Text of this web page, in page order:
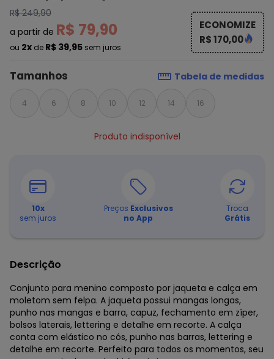
R$ 249,90
a partir de R$ 79,90
ou 2x de R$ 39,95 sem juros
ECONOMIZE
R$ 170,00
Tamanhos Tabela de medidas
4 6 8 10 12 14 16
Produto indisponível
10x
sem juros
Preços Exclusivos
no App
Troca
Grátis
Descrição
Conjunto para menino composto por jaqueta e calça em
moletom sem felpa. A jaqueta possui mangas longas,
punho nas mangas e barra, capuz, fechamento em zíper,
bolsos laterais, lettering e detalhe em recorte. A calça
conta com elástico no cós, punho nas barras, lettering e
detalhe em recorte. Perfeito para todos os momentos, seu